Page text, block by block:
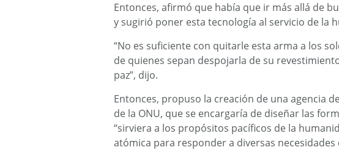
Entonces, afirmó que había que ir más allá de
y sugirió poner esta tecnología al servicio de la
“No es suficiente con quitarle esta arma a los
de quienes sepan despojarla de su
paz”, dijo.
Entonces, propuso la creación de una agencia
de la ONU, que se encargaría de diseñar las
“sirviera a los propósitos pacíficos de la
atómica para responder a diversas